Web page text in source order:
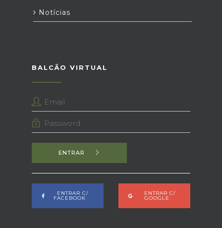
Notícias
BALCÃO VIRTUAL
ENTRAR
ENTRAR C/
FACEBOOK
ENTRAR C/
GOOGLE